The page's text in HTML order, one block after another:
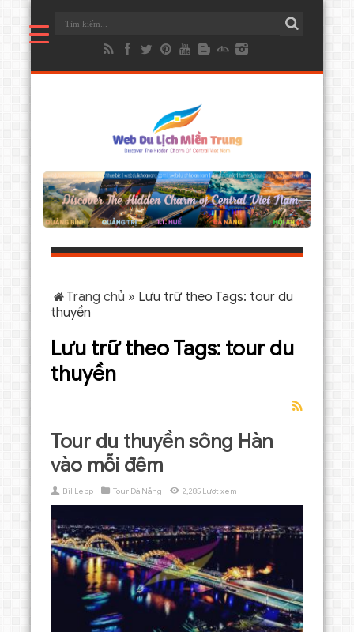
Trang chủ » Lưu trữ theo Tags: tour du
thuyền
Lưu trữ theo Tags: tour du
thuyền
Tour du thuyền sông Hàn
vào mỗi đêm
Bil Lepp Tour Đà Nẵng 2,285 Lượt xem